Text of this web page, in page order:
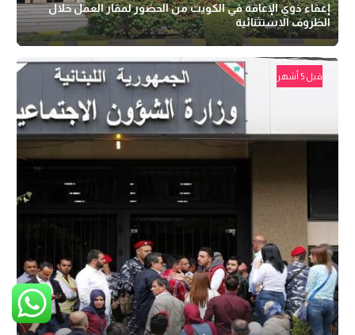
إعفاء ذوي الإعاقة في الكويت من الحضور لمقار العمل خلال
الظروف الاستثنائية
قبل 5 أشهر